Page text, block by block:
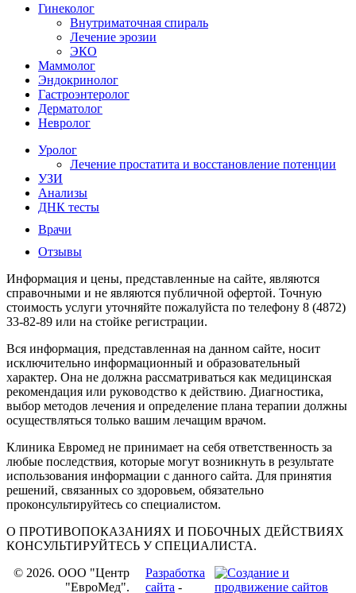
Гинеколог
Внутриматочная спираль
Лечение эрозии
ЭКО
Маммолог
Эндокринолог
Гастроэнтеролог
Дерматолог
Невролог
Уролог
Лечение простатита и восстановление потенции
УЗИ
Анализы
ДНК тесты
Врачи
Отзывы
Информация и цены, представленные на сайте, являются
справочными и не являются публичной офертой. Точную
стоимость услуги уточняйте пожалуйста по телефону 8 (4872)
33-82-89 или на стойке регистрации.
Вся информация, представленная на данном сайте, носит
исключительно информационный и образовательный
характер. Она не должна рассматриваться как медицинская
рекомендация или руководство к действию. Диагностика,
выбор методов лечения и определение плана терапии должны
осуществляться только вашим лечащим врачом.
Клиника Евромед не принимает на себя ответственность за
любые последствия, которые могут возникнуть в результате
использования информации с данного сайта. Для принятия
решений, связанных со здоровьем, обязательно
проконсультируйтесь со специалистом.
О ПРОТИВОПОКАЗАНИЯХ И ПОБОЧНЫХ ДЕЙСТВИЯХ
КОНСУЛЬТИРУЙТЕСЬ У СПЕЦИАЛИСТА.
© 2026. OOO "Центр
"ЕвроМед".
Разработка
сайта -